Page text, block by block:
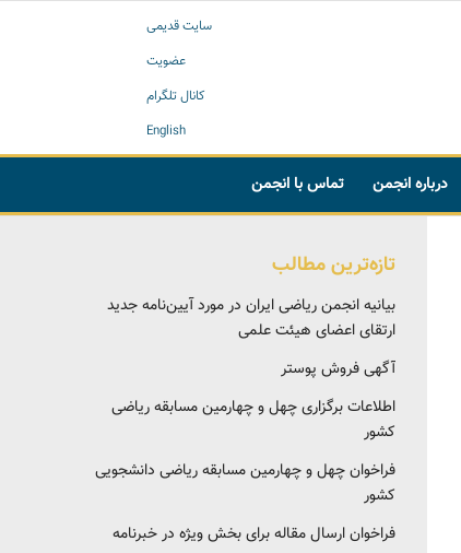
سایت قدیمی
عضویت
کانال تلگرام
English
درباره انجمن تماس با انجمن
تازه‌ترین مطالب
بیانیه انجمن ریاضی ایران در مورد آیین‌نامه جدید
ارتقای اعضای هیئت علمی
آگهی فروش پوستر
اطلاعات برگزاری چهل و چهارمین مسابقه ریاضی
کشور
فراخوان چهل و چهارمین مسابقه ریاضی دانشجویی
کشور‎‎
فراخوان ارسال مقاله برای بخش ویژه در خبرنامه